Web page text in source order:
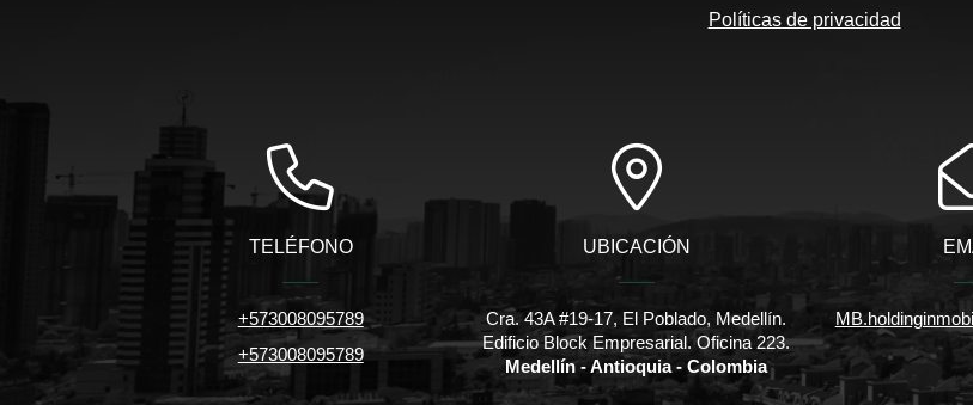
Políticas de privacidad
TELÉFONO
+573008095789
+573008095789
UBICACIÓN
Cra. 43A #19-17, El Poblado, Medellín.
Edificio Block Empresarial. Oficina 223.
Medellín - Antioquia - Colombia